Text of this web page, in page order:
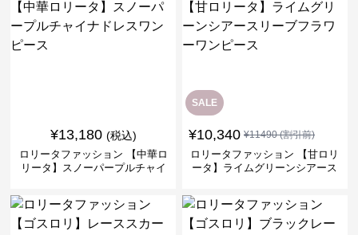
¥13,180 (税込)
ロリータファッション 【中華ロ
リータ】スノーパープルチャイ
SALE
¥10,340 ¥11490(割引前)
ロリータファッション 【甘ロリ
ータ】ライムグリーンシアース